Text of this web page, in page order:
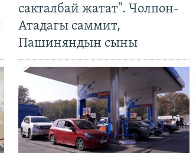
сакталбай жатат". Чолпон-
Атадагы саммит,
Пашиняндын сыны